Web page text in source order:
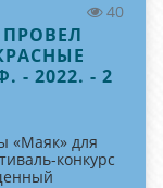
40
2022. - 2
«Маяк» для
конкурс